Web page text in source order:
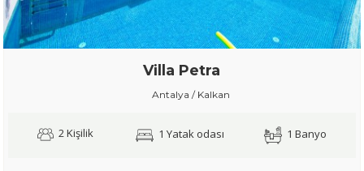
Villa Petra
Antalya / Kalkan
2 Kişilik 1 Yatak odası 1 Banyo